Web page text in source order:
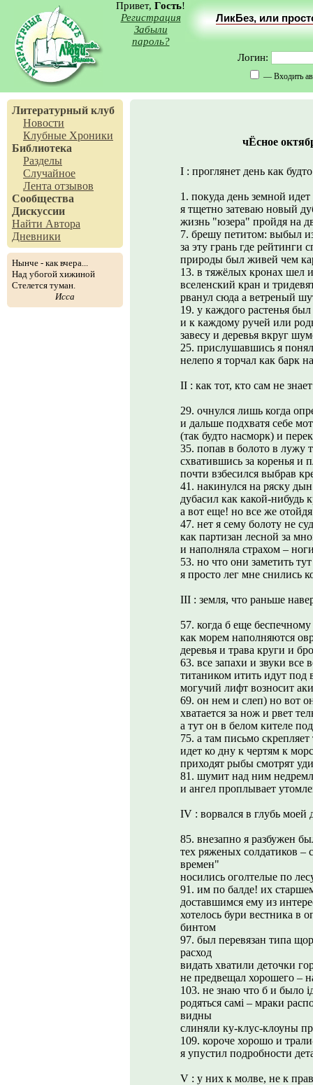
Привет, Гость!
Регистрация
Забыли
пароль?
ЛикБез, или
Логин:
— Входить
Литературный клуб
Новости
Клубные Хроники
Библиотека
Разделы
Случайное
Лента отзывов
Сообщества
Дискуссии
Найти Автора
Дневники
Нынче - как вчера...
Над убогой хижиной
Стелется туман.
Исса
чЁсное
I : проглянет день как
1. покуда день земной
я тщетно затеваю новый
жизнь "юзера" пройдя на
7. брешу петитом: выбыл
за эту грань где рейтинги
природы был живей чем
13. в тяжёлых кронах шел
вселенский кран и
рванул сюда а ветреный
19. у каждого растенья
и к каждому ручей или
завесу и деревья вкруг
25. прислушавшись я
нелепо я торчал как барк
II : как тот, кто сам не
29. очнулся лишь когда
и дальше подхватя себе
(так будто насморк) и
35. попав в болото в лужу
схватившись за коренья и
почти взбесился выбрав
41. накинулся на ряску
дубасил как какой-нибудь
а вот еще! но все же
47. нет я сему болоту не
как партизан лесной за
и наполняла страхом –
53. но что они заметить
я просто лег мне снились
III : земля, что раньше
57. когда б еще беспечному
как морем наполняются
деревья и трава круги и
63. все запахи и звуки все
титаником итить идут под
могучий лифт возносит
69. он нем и слеп) но вот
хватается за нож и рвет
а тут он в белом кителе
75. а там письмо
идет ко дну к чертям к
приходят рыбы смотрят
81. шумит над ним
и ангел проплывает
IV : ворвался в глубь
85. внезапно я разбужен
тех ряженых солдатиков
времен"
носились оголтелые по
91. им по балде! их
доставшимся ему из
хотелось бури вестника в
бинтом
97. был перевязан типа
расход
видать хватили деточки
не предвещал хорошего –
103. не знаю что б и было
родяться самі – мраки
видны
слиняли ку-клус-клоуны
109. короче хорошо и
я упустил подробности
V : у них к молве, не к